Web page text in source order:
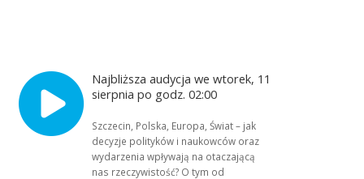
Najbliższa audycja we wtorek, 11
sierpnia po godz. 02:00
Szczecin, Polska, Europa, Świat – jak
decyzje polityków i naukowców oraz
wydarzenia wpływają na otaczającą
nas rzeczywistość? O tym od